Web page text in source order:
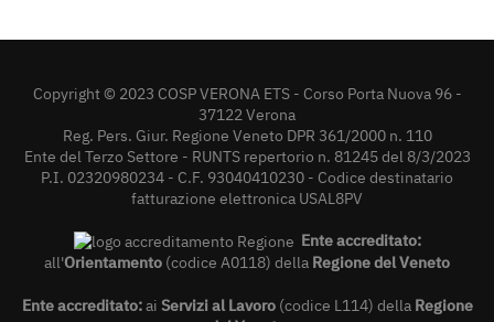
Copyright © 2023 COSP VERONA ETS - Corso Porta Nuova 96 -
37122 Verona
Reg. Pers. Giur. Regione Veneto DPR 361/2000 n. 110
Ente del Terzo Settore - RUNTS repertorio n. 81245 del 8/3/2023
P.I. 02320980234 - C.F. 93040410230 - Codice destinatario
fatturazione elettronica USAL8PV
Ente accreditato:
all'Orientamento (codice A0118) della Regione del Veneto
Ente accreditato:ai Servizi al Lavoro(codice L114) della Regione